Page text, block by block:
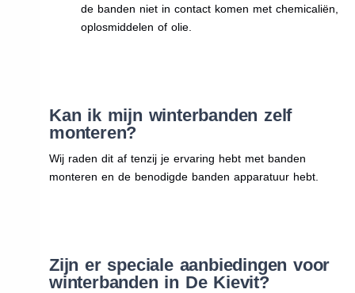
de banden niet in contact komen met chemicaliën,
oplosmiddelen of olie.
Kan ik mijn winterbanden zelf
monteren?
Wij raden dit af tenzij je ervaring hebt met banden
monteren en de benodigde banden apparatuur hebt.
Zijn er speciale aanbiedingen voor
winterbanden in De Kievit?